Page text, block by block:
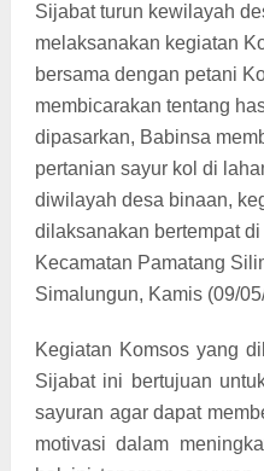
Sijabat turun kewilayah
melaksanakan kegiatan
bersama dengan petani
membicarakan tentang
dipasarkan, Babinsa
pertanian sayur kol di
diwilayah desa binaan,
dilaksanakan bertempat
Kecamatan Pamatang
Simalungun, Kamis (09/
Kegiatan Komsos yang
Sijabat ini bertujuan
sayuran agar dapat
motivasi dalam